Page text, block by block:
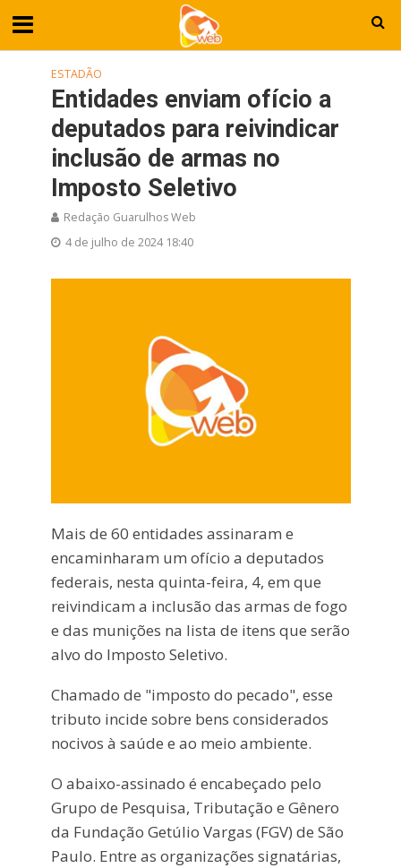
ESTADÃO
Entidades enviam ofício a
deputados para reivindicar
inclusão de armas no
Imposto Seletivo
Redação Guarulhos Web
4 de julho de 2024 18:40
Mais de 60 entidades assinaram e
encaminharam um ofício a deputados
federais, nesta quinta-feira, 4, em que
reivindicam a inclusão das armas de fogo
e das munições na lista de itens que serão
alvo do Imposto Seletivo.
Chamado de "imposto do pecado", esse
tributo incide sobre bens considerados
nocivos à saúde e ao meio ambiente.
O abaixo-assinado é encabeçado pelo
Grupo de Pesquisa, Tributação e Gênero
da Fundação Getúlio Vargas (FGV) de São
Paulo. Entre as organizações signatárias,